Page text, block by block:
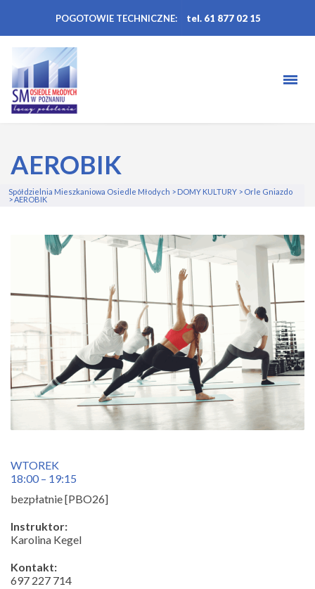
POGOTOWIE TECHNICZNE: tel. 61 877 02 15
AEROBIK
Spółdzielnia Mieszkaniowa Osiedle Młodych > DOMY KULTURY > Orle Gniazdo
>AEROBIK
WTOREK
18:00 – 19:15
bezpłatnie [PBO26]
Instruktor:
Karolina Kegel
Kontakt:
697 227 714